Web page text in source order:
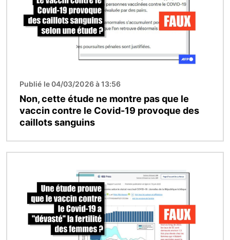
Publié le 04/03/2026 à 13:56
Non, cette étude ne montre pas que le
vaccin contre le Covid-19 provoque des
caillots sanguins